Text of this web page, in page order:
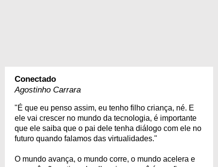
Conectado
Agostinho Carrara
"É que eu penso assim, eu tenho filho criança, né. E
ele vai crescer no mundo da tecnologia, é importante
que ele saiba que o pai dele tenha diálogo com ele no
futuro quando falamos das virtualidades."
O mundo avança, o mundo corre, o mundo acelera e